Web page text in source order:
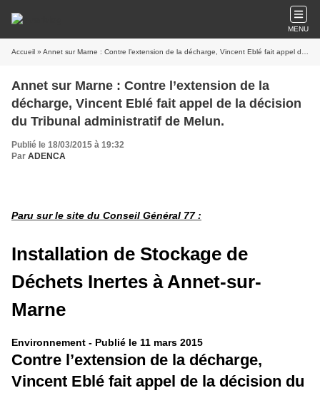
MENU
Accueil » Annet sur Marne : Contre l’extension de la décharge, Vincent Eblé fait appel de la décision du Tribunal administratif de Melun.
Annet sur Marne : Contre l’extension de la
décharge, Vincent Eblé fait appel de la décision
du Tribunal administratif de Melun.
Publié le 18/03/2015 à 19:32
Par ADENCA
Paru sur le site du Conseil Général 77 :
Installation de Stockage de
Déchets Inertes à Annet-sur-
Marne
Environnement - Publié le 11 mars 2015
Contre l’extension de la décharge,
Vincent Eblé fait appel de la décision du